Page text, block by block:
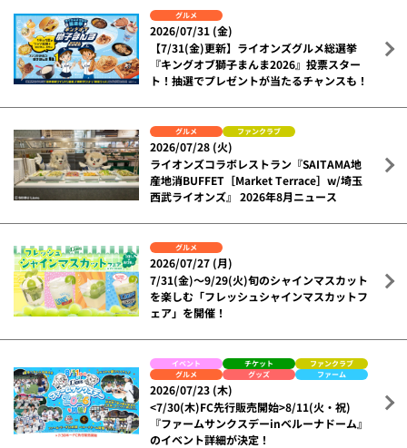
グルメ
2026/07/31 (金)
【7/31(金)更新】ライオンズグルメ総選挙
『キングオブ獅子まんま2026』投票スター
ト！抽選でプレゼントが当たるチャンスも！
グルメ ファンクラブ
2026/07/28 (火)
ライオンズコラボレストラン『SAITAMA地
産地消BUFFET［Market Terrace］w/埼玉
西武ライオンズ』 2026年8月ニュース
グルメ
2026/07/27 (月)
7/31(金)～9/29(火)旬のシャインマスカット
を楽しむ「フレッシュシャインマスカットフ
ェア」を開催！
イベント チケット
ファンクラブ
グルメ
グッズ ファーム
2026/07/23 (木)
<7/30(木)FC先行販売開始>8/11(火・祝)
『ファームサンクスデーinベルーナドーム』
のイベント詳細が決定！